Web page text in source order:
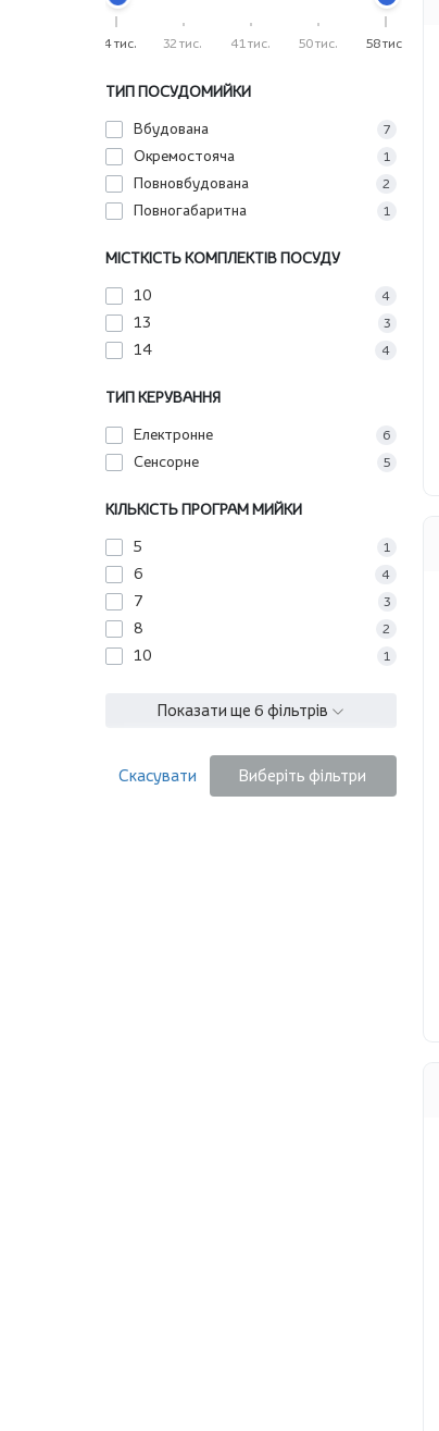
24 тис. 32 тис. 41 тис. 50 тис. 58 тис.
ТИП ПОСУДОМИЙКИ
Вбудована
7
Окремостояча 1
Повновбудована 2
Повногабаритна 1
МІСТКІСТЬ КОМПЛЕКТІВ ПОСУДУ
10
4
13 3
14 4
ТИП КЕРУВАННЯ
Електронне
6
Сенсорне 5
КІЛЬКІСТЬ ПРОГРАМ МИЙКИ
5
1
6 4
7 3
8 2
10 1
Показати ще 6 фільтрів
Скасувати Виберіть фільтри